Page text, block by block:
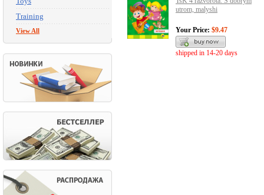
Training
View All
utrom, malyshi
Your Price: $9.47
shipped in 14-20 days